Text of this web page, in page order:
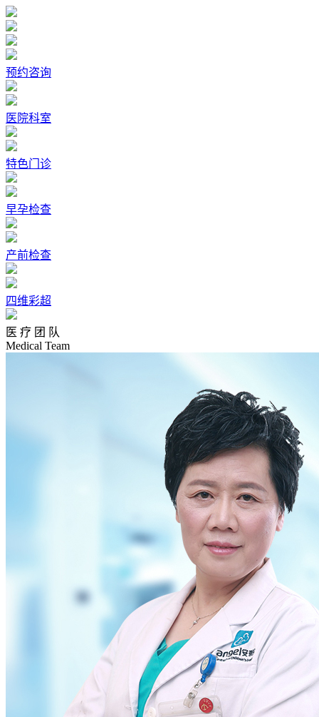
预约咨询
医院科室
特色门诊
早孕检查
产前检查
四维彩超
医 疗 团 队
Medical Team